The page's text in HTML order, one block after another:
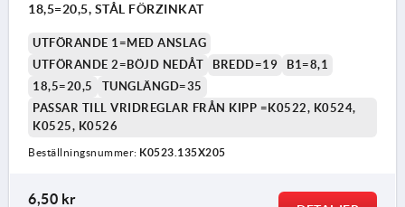
18,5=20,5, STÅL FÖRZINKAT
UTFÖRANDE 1=MED ANSLAG
UTFÖRANDE 2=BÖJD NEDÅT
BREDD=19
B1=8,1
18,5=20,5
TUNGLÄNGD=35
PASSAR TILL VRIDREGLAR FRÅN KIPP =K0522, K0524,
K0525, K0526
Beställningsnummer: K0523.135X205
6,50 kr